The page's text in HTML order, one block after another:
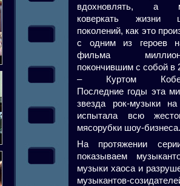
вдохновлять, а
коверкать жизни
поколений, как это
с одним из героев
фильма
покончившим с собой в
– Куртом
Последние годы эта
звезда рок-музыки
испытала всю
мясорубки шоу-
На протяжении
показываем
музыки хаоса и
музыкантов-